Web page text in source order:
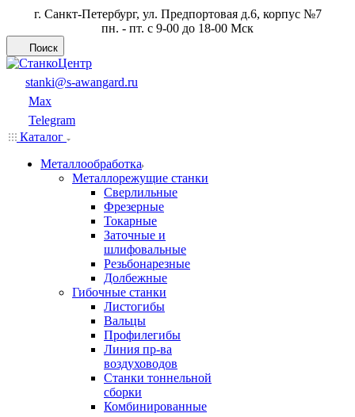
г. Санкт-Петербург, ул. Предпортовая д.6, корпус №7
пн. - пт. с 9-00 до 18-00 Мск
Поиск
stanki@s-awangard.ru
Max
Telegram
Каталог
Металлообработка
Металлорежущие станки
Сверлильные
Фрезерные
Токарные
Заточные и
шлифовальные
Резьбонарезные
Долбежные
Гибочные станки
Листогибы
Вальцы
Профилегибы
Линия пр-ва
воздуховодов
Станки тоннельной
сборки
Комбинированные